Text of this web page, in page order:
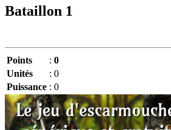
Bataillon 1
Points : 0
Unités
: 0
Puissance : 0